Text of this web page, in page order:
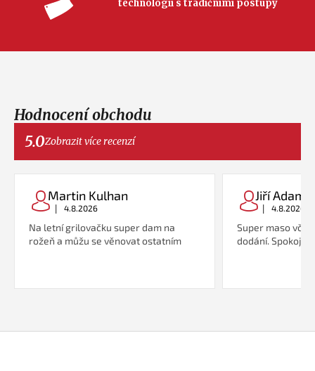
technologii s tradičními postupy
Hodnocení obchodu
5.0Zobrazit více recenzí
Martin Kulhan
| 4.8.2026
Na letní grilovačku super dam na
rožeň a můžu se věnovat ostatním
Jiří
| 4.8.2026
Super maso
dodání.